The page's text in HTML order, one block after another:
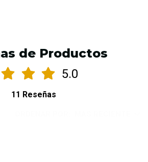
de Productos
5.0
11 Reseñas